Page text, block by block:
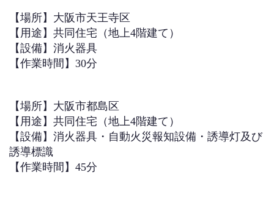
【場所】大阪市天王寺区
【用途】共同住宅（地上4階建て）
【設備】消火器具
【作業時間】30分
【場所】大阪市都島区
【用途】共同住宅（地上4階建て）
【設備】消火器具・自動火災報知設備・誘導灯及び
誘導標識
【作業時間】45分